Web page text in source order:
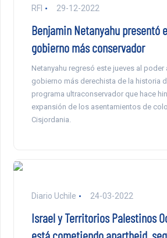
RFI 29-12-2022
Benjamin Netanyahu presentó
gobierno más conservador
Netanyahu regresó este jueves al poder
gobierno más derechista de la historia
programa ultraconservador que hace
expansión de los asentamientos de
Cisjordania.
Diario Uchile 24-03-2022
Israel y Territorios Palestinos